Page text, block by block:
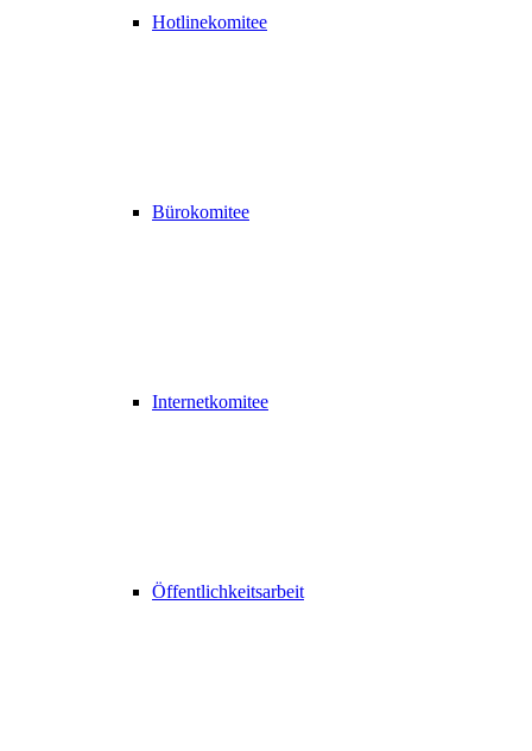
Hotlinekomitee
Bürokomitee
Internetkomitee
Öffentlichkeitsarbeit